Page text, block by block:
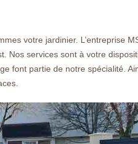
votre jardinier. L’entreprise
Nos services sont à votre
font partie de notre spécialité.